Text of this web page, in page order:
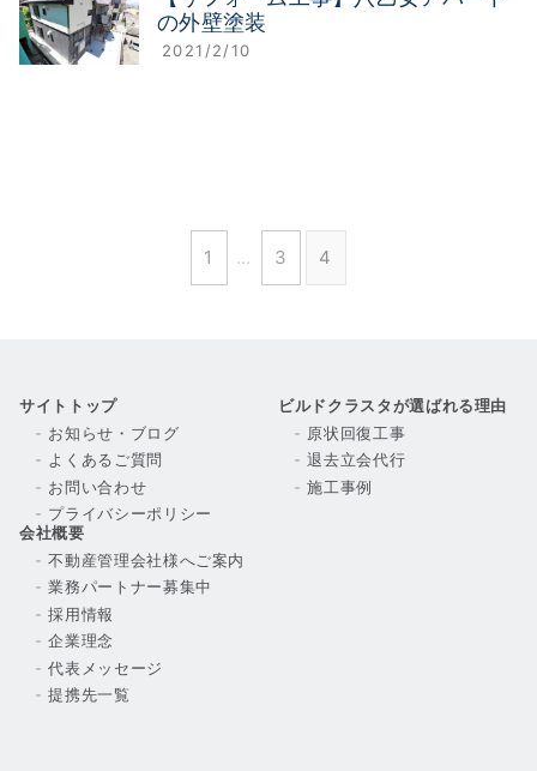
の外壁塗装
2021/2/10
1 … 3 4
サイトトップ
お知らせ・ブログ
よくあるご質問
お問い合わせ
プライバシーポリシー
ビルドクラスタが選ばれる理由
原状回復工事
退去立会代行
施工事例
会社概要
不動産管理会社様へご案内
業務パートナー募集中
採用情報
企業理念
代表メッセージ
提携先一覧